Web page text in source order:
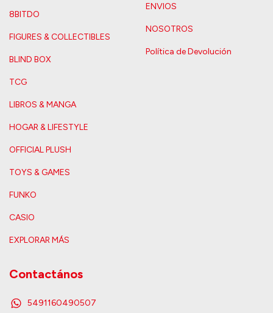
8BITDO
FIGURES & COLLECTIBLES
BLIND BOX
TCG
LIBROS & MANGA
HOGAR & LIFESTYLE
OFFICIAL PLUSH
TOYS & GAMES
FUNKO
CASIO
EXPLORAR MÁS
ENVIOS
NOSOTROS
Política de Devolución
Contactános
5491160490507